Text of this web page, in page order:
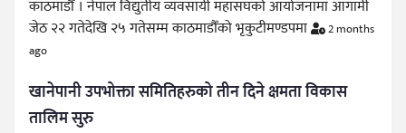
काठमाडौँ । नेपाल विद्युतीय व्यवसायी महासंघको आयोजनामा आगामी
जेठ २२ गतेदेखि २५ गतेसम्म काठमाडौँको भृकुटीमण्डपमा
2 months
ago
खानेपानी उपभोक्ता समितिहरुको तीन दिने क्षमता विकास
तालिम सुरु